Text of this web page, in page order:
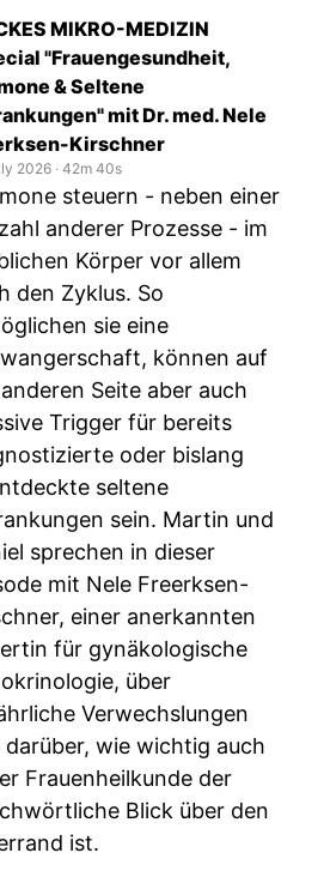
MIKRO-MEDIZIN
"Frauengesundheit,
& Seltene
mit Dr. med. Nele
Kirschner
2026 ‧ 42m 40s
steuern - neben einer
anderer Prozesse - im
Körper vor allem
den Zyklus. So
sie eine
können auf
Seite aber auch
Trigger für bereits
oder bislang
seltene
sein. Martin und
sprechen in dieser
mit Nele Freerksen-
einer anerkannten
für gynäkologische
über
Verwechslungen
darüber, wie wichtig auch
Frauenheilkunde der
Blick über den
ist.